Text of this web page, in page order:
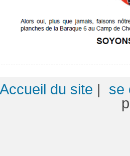
Accueil du site | se